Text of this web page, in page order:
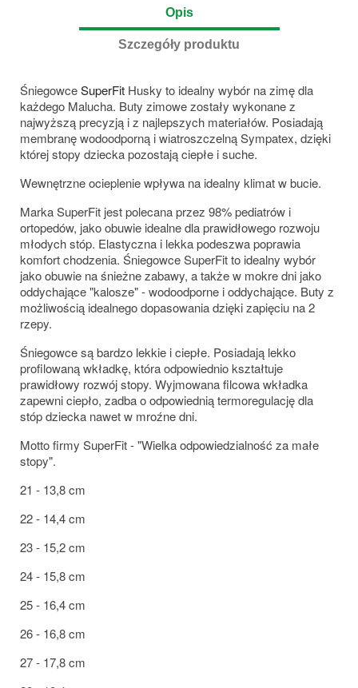
Opis
Szczegóły produktu
ŚniegowceSuperFit Husky to idealny wybór na zimę dla
każdego Malucha. Buty zimowe zostały wykonane z
najwyższą precyzją i z najlepszych materiałów. Posiadają
membranę wodoodporną i wiatroszczelną Sympatex, dzięki
której stopy dziecka pozostają ciepłe i suche.
Wewnętrzne ocieplenie wpływa na idealny klimat w bucie.
Marka SuperFit jest polecana przez 98% pediatrów i
ortopedów, jako obuwie idealne dla prawidłowego rozwoju
młodych stóp. Elastyczna i lekka podeszwa poprawia
komfort chodzenia. Śniegowce SuperFit to idealny wybór
jako obuwie na śnieżne zabawy, a także w mokre dni jako
oddychające "kalosze" - wodoodporne i oddychające. Buty z
możliwością idealnego dopasowania dzięki zapięciu na 2
rzepy.
Śniegowce są bardzo lekkie i ciepłe. Posiadają lekko
profilowaną wkładkę, która odpowiednio kształtuje
prawidłowy rozwój stopy. Wyjmowana filcowa wkładka
zapewni ciepło, zadba o odpowiednią termoregulację dla
stóp dziecka nawet w mroźne dni.
Motto firmy SuperFit - "Wielka odpowiedzialność za małe
stopy".
21 - 13,8 cm
22 - 14,4 cm
23 - 15,2 cm
24 - 15,8 cm
25 - 16,4 cm
26 - 16,8 cm
27 - 17,8 cm